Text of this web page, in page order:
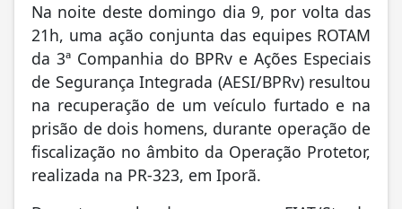
Na noite deste domingo dia 9, por volta das
21h, uma ação conjunta das equipes ROTAM
da 3ª Companhia do BPRv e Ações Especiais
de Segurança Integrada (AESI/BPRv) resultou
na recuperação de um veículo furtado e na
prisão de dois homens, durante operação de
fiscalização no âmbito da Operação Protetor,
realizada na PR-323, em Iporã.